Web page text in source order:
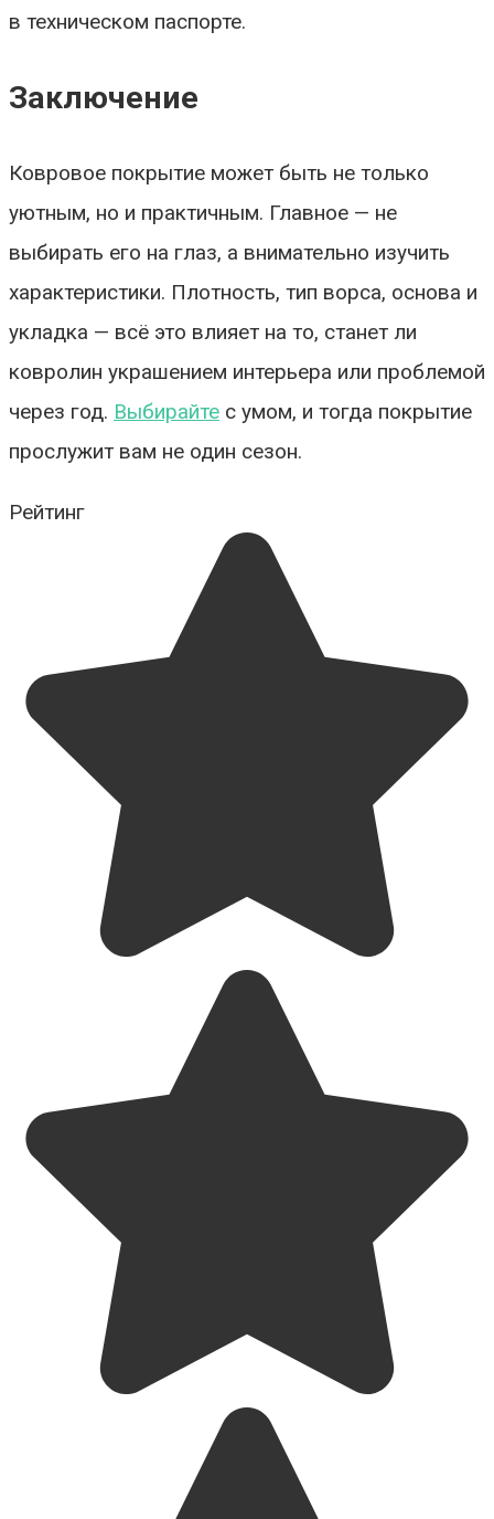
в техническом паспорте.
Заключение
Ковровое покрытие может быть не только
уютным, но и практичным. Главное — не
выбирать его на глаз, а внимательно изучить
характеристики. Плотность, тип ворса, основа и
укладка — всё это влияет на то, станет ли
ковролин украшением интерьера или проблемой
через год. Выбирайте с умом, и тогда покрытие
прослужит вам не один сезон.
Рейтинг